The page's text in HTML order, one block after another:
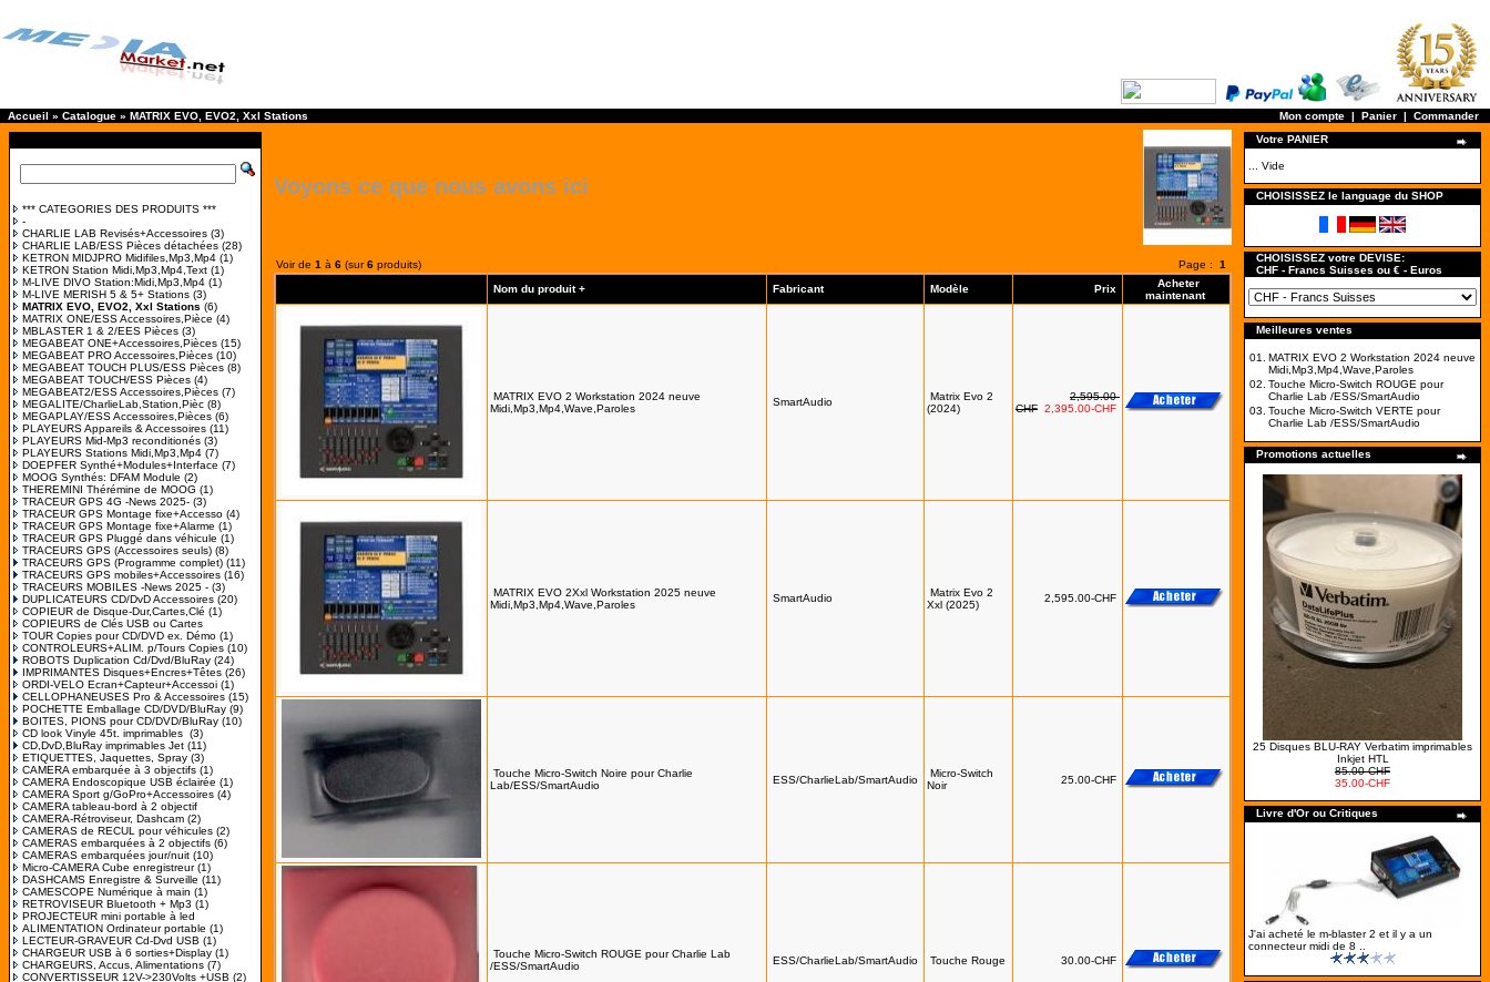
Accueil » Catalogue » MATRIX EVO, EVO2, Xxl Stations Mon compte | Panier | Commander
*** CATEGORIES DES PRODUITS ***
-
CHARLIE LAB Revisés+Accessoires (3)
CHARLIE LAB/ESS Pièces détachées (28)
KETRON MIDJPRO Midifiles,Mp3,Mp4 (1)
KETRON Station Midi,Mp3,Mp4,Text (1)
M-LIVE DIVO Station:Midi,Mp3,Mp4 (1)
M-LIVE MERISH 5 & 5+ Stations (3)
MATRIX EVO, EVO2, Xxl Stations (6)
MATRIX ONE/ESS Accessoires,Pièce (4)
MBLASTER 1 & 2/EES Pièces (3)
MEGABEAT ONE+Accessoires,Pièces (15)
MEGABEAT PRO Accessoires,Pièces (10)
MEGABEAT TOUCH PLUS/ESS Pièces (8)
MEGABEAT TOUCH/ESS Pièces (4)
MEGABEAT2/ESS Accessoires,Pièces (7)
MEGALITE/CharlieLab,Station,Pièc (8)
MEGAPLAY/ESS Accessoires,Pièces (6)
PLAYEURS Appareils & Accessoires (11)
PLAYEURS Mid-Mp3 reconditionés (3)
PLAYEURS Stations Midi,Mp3,Mp4 (7)
DOEPFER Synthé+Modules+Interface (7)
MOOG Synthés: DFAM Module (2)
THEREMINI Thérémine de MOOG (1)
TRACEUR GPS 4G -News 2025- (3)
TRACEUR GPS Montage fixe+Accesso (4)
TRACEUR GPS Montage fixe+Alarme (1)
TRACEUR GPS Pluggé dans véhicule (1)
TRACEURS GPS (Accessoires seuls) (8)
TRACEURS GPS (Programme complet) (11)
TRACEURS GPS mobiles+Accessoires (16)
TRACEURS MOBILES -News 2025 - (3)
DUPLICATEURS CD/DvD Accessoires (20)
COPIEUR de Disque-Dur,Cartes,Clé (1)
COPIEURS de Clés USB ou Cartes
TOUR Copies pour CD/DVD ex. Démo (1)
CONTROLEURS+ALIM. p/Tours Copies (10)
ROBOTS Duplication Cd/Dvd/BluRay (24)
IMPRIMANTES Disques+Encres+Têtes (26)
ORDI-VELO Ecran+Capteur+Accessoi (1)
CELLOPHANEUSES Pro & Accessoires (15)
POCHETTE Emballage CD/DVD/BluRay (9)
BOITES, PIONS pour CD/DVD/BluRay (10)
CD look Vinyle 45t. imprimables (3)
CD,DvD,BluRay imprimables Jet (11)
ETIQUETTES, Jaquettes, Spray (3)
CAMERA embarquée à 3 objectifs (1)
CAMERA Endoscopique USB éclairée (1)
CAMERA Sport g/GoPro+Accessoires (4)
CAMERA tableau-bord à 2 objectif
CAMERA-Rétroviseur, Dashcam (2)
CAMERAS de RECUL pour véhicules (2)
CAMERAS embarquées à 2 objectifs (6)
CAMERAS embarquées jour/nuit (10)
Micro-CAMERA Cube enregistreur(1)
DASHCAMS Enregistre & Surveille (11)
CAMESCOPE Numérique à main (1)
RETROVISEUR Bluetooth + Mp3 (1)
PROJECTEUR mini portable à led
ALIMENTATION Ordinateur portable (1)
LECTEUR-GRAVEUR Cd-Dvd USB (1)
CHARGEUR USB à 6 sorties+Display (1)
CHARGEURS, Accus, Alimentations (7)
CONVERTISSEUR 12V->230Volts +USB (2)
Voyons ce que nous avons ici
Voir de 1 à 6 (sur6 produits) Page : 1
Nom du produit +
Fabricant Modèle Prix
Acheter
maintenant
MATRIX EVO 2 Workstation 2024 neuve
Midi,Mp3,Mp4,Wave,Paroles
SmartAudio
Matrix Evo 2
(2024)
2,595.00-
CHF 2,395.00-CHF
MATRIX EVO 2Xxl Workstation 2025 neuve
Midi,Mp3,Mp4,Wave,Paroles
SmartAudio
Matrix Evo 2
Xxl (2025)
2,595.00-CHF
Touche Micro-Switch Noire pour Charlie
Lab/ESS/SmartAudio
ESS/CharlieLab/SmartAudio
Micro-Switch
Noir
25.00-CHF
Touche Micro-Switch ROUGE pour Charlie Lab
/ESS/SmartAudio
ESS/CharlieLab/SmartAudio Touche Rouge 30.00-CHF
Votre PANIER
... Vide
CHOISISSEZ le language du SHOP
CHOISISSEZ votre DEVISE:
CHF - Francs Suisses ou € - Euros
Meilleures ventes
01.
MATRIX EVO 2 Workstation 2024 neuve
Midi,Mp3,Mp4,Wave,Paroles
02. Touche Micro-Switch ROUGE pour
Charlie Lab /ESS/SmartAudio
03. Touche Micro-Switch VERTE pour
Charlie Lab /ESS/SmartAudio
Promotions actuelles
25 Disques BLU-RAY Verbatim imprimables
Inkjet HTL
85.00-CHF
35.00-CHF
Livre d'Or ou Critiques
J'ai acheté le m-blaster 2 et il y a un
connecteur midi de 8 ..